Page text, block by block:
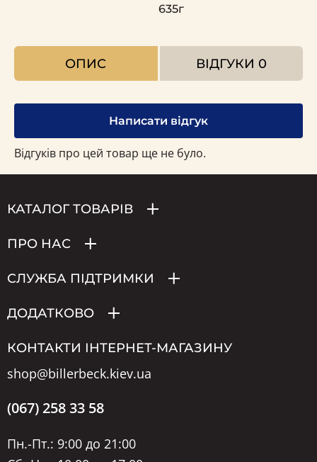
635г
ОПИС ВІДГУКИ 0
Написати відгук
Відгуків про цей товар ще не було.
КАТАЛОГ ТОВАРІВ
ПРО НАС
СЛУЖБА ПІДТРИМКИ
ДОДАТКОВО
КОНТАКТИ ІНТЕРНЕТ-МАГАЗИНУ
shop@billerbeck.kiev.ua
(067) 258 33 58
Пн.-Пт.: 9:00 до 21:00